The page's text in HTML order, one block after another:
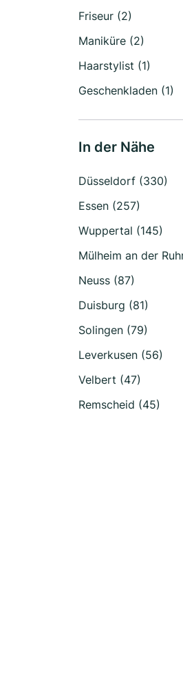
Friseur (2)
Maniküre (2)
Haarstylist (1)
Geschenkladen (1)
In der Nähe
Düsseldorf (330)
Essen (257)
Wuppertal (145)
Mülheim an der
Neuss (87)
Duisburg (81)
Solingen (79)
Leverkusen (56)
Velbert (47)
Remscheid (45)